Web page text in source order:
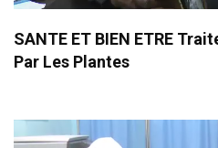
SANTE ET BIEN ETRE
Par Les Plantes